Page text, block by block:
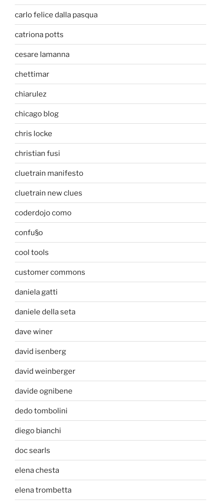
carlo felice dalla pasqua
catriona potts
cesare lamanna
chettimar
chiarulez
chicago blog
chris locke
christian fusi
cluetrain manifesto
cluetrain new clues
coderdojo como
confu§o
cool tools
customer commons
daniela gatti
daniele della seta
dave winer
david isenberg
david weinberger
davide ognibene
dedo tombolini
diego bianchi
doc searls
elena chesta
elena trombetta